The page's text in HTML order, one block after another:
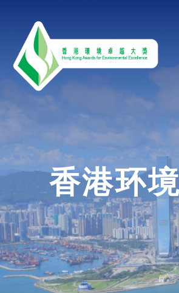
香港环